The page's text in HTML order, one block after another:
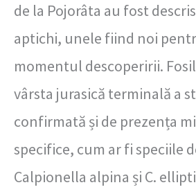
de la Pojorâta au fost
aptichi, unele fiind noi
momentul descoperirii.
vârsta jurasică terminală a
confirmată și de prezența
specifice, cum ar fi speciile
Calpionella alpina și C.